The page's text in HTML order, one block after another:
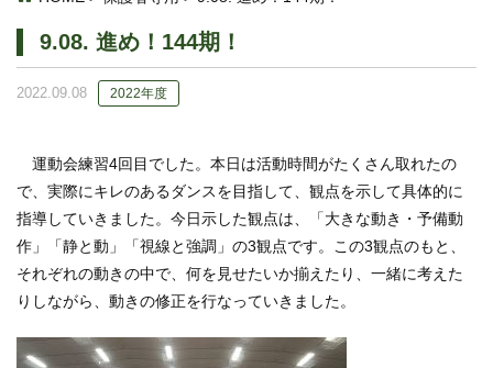
9.08. 進め！144期！
2022.09.08 2022年度
運動会練習4回目でした。本日は活動時間がたくさん取れたの
で、 実際にキレのあるダンスを目指して、観点を示して具体的に
指導していきました。 今日示した観点は、「大きな動き・予備動
作」「静と動」「視線と強調」の3観点です。 この3観点のもと、
それぞれの動きの中で、何を見せたいか揃えたり、一緒に考えた
りしながら、動きの修正を行なっていきました。